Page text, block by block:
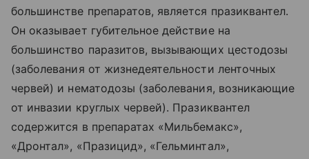
большинстве препаратов, является празиквантел.
Он оказывает губительное действие на
большинство паразитов, вызывающих цестодозы
(заболевания от жизнедеятельности ленточных
червей) и нематодозы (заболевания, возникающие
от инвазии круглых червей). Празиквантел
содержится в препаратах «Мильбемакс»,
«Дронтал», «Празицид», «Гельминтал»,